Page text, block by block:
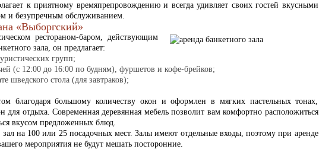
к приятному времяпрепровождению и всегда удивляет своих гостей вкусными
и безупречным обслуживанием.
«Выборгский»
рестораном-баром, действующим
зала, он предлагает:
групп;
(с 12:00 до 16:00 по будням), фуршетов и кофе-брейков;
шведского стола (для завтраков);
благодаря большому количеству окон и оформлен в мягких пастельных тонах,
для отдыха. Современная деревянная мебель позволит вам комфортно расположиться
вкусом предложенных блюд.
на 100 или 25 посадочных мест. Залы имеют отдельные входы, поэтому при аренде
мероприятия не будут мешать посторонние.